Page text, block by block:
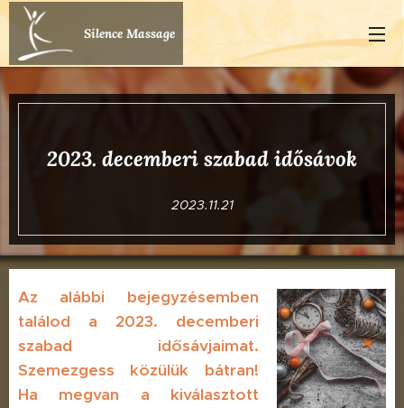
Silence Massage
2023. decemberi szabad idősávok
2023.11.21
Az alábbi bejegyzésemben
találod a 2023. decemberi
szabad idősávjaimat.
Szemezgess közülük bátran!
Ha megvan a kiválasztott